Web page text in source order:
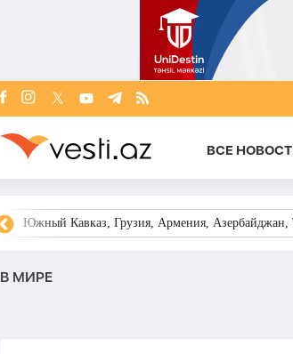
ВСЕ
Южный Кавказ, Грузия, Армения, Азербайджан,
В МИРЕ